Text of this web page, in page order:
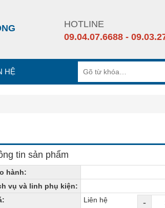
HOTLINE
09.04.07.6688 -
HỆ
tin sản phẩm
hành:
vụ và linh phụ kiện:
Liên hệ -